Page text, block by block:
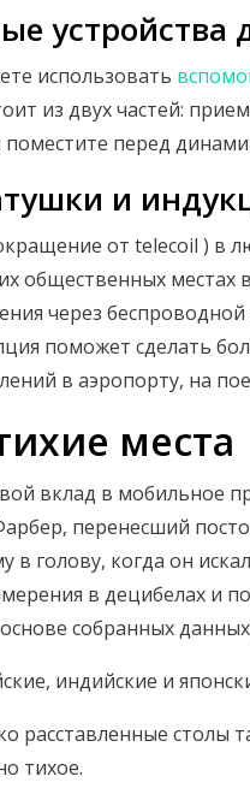
устройства
использовать
из двух частей:
перед
и
от telecoil ) в
общественных
через
поможет сделать
в аэропорту, на
места
вклад в мобильное
перенесший
в голову, когда он
в децибелах и
собранных
индийские и
расставленные столы
тихое.